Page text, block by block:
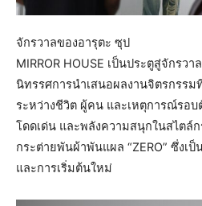
จักรวาลของอารุตะ ซุป
MIRROR HOUSE เป็นประตูสู่จักรว
นิทรรศการนำเสนอผลงานจิตรกรร
ระหว่างชีวิต ผู้คน และเหตุการณ์รอ
โดดเด่น และพลังความสนุกในสไตล์
กระต่ายพันผ้าพันแผล “ZERO” ซึ่ง
และการเริ่มต้นใหม่